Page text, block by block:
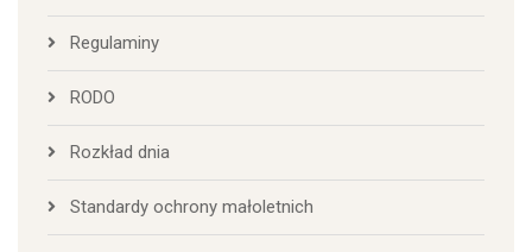
Regulaminy
RODO
Rozkład dnia
Standardy ochrony małoletnich